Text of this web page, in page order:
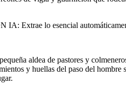
IA: Extrae lo esencial
aldea de pastores y
y huellas del paso del